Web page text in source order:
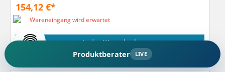
154,12 €*
Wareneingang wird erwartet
In den Warenkorb
Produktberater LIVE